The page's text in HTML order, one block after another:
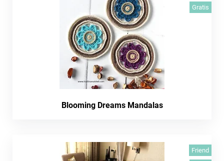
Gratis
Blooming Dreams Mandalas
Friend